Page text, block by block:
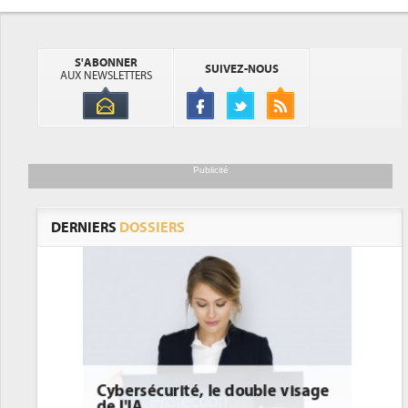
S'ABONNER
AUX NEWSLETTERS
SUIVEZ-NOUS
Publicité
DERNIERS DOSSIERS
DEE: l'efficacité énergétique